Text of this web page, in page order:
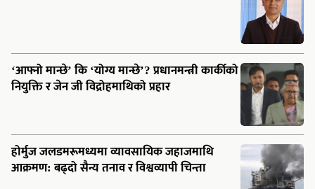
‘आफ्नो मान्छे’ कि ‘योग्य मान्छे’? प्रधानमन्त्री कार्कीको
नियुक्ति र जेन जी विद्रोहमाथिको प्रहार
होर्मुज जलडमरूमध्यमा व्यावसायिक जहाजमाथि
आक्रमण: बढ्दो सैन्य तनाव र विश्वव्यापी चिन्ता